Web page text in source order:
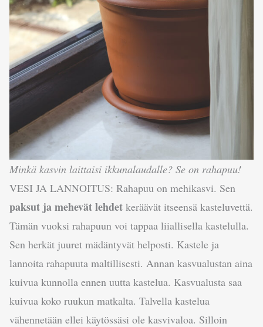
Minkä kasvin laittaisi ikkunalaudalle? Se on rahapuu!
VESI JA LANNOITUS: Rahapuu on mehikasvi. Sen
paksut ja mehevät lehdet keräävät itseensä kasteluvettä.
Tämän vuoksi rahapuun voi tappaa liiallisella kastelulla.
Sen herkät juuret mädäntyvät helposti. Kastele ja
lannoita rahapuuta maltillisesti. Annan kasvualustan aina
kuivua kunnolla ennen uutta kastelua. Kasvualusta saa
kuivua koko ruukun matkalta. Talvella kastelua
vähennetään ellei käytössäsi ole kasvivaloa. Silloin